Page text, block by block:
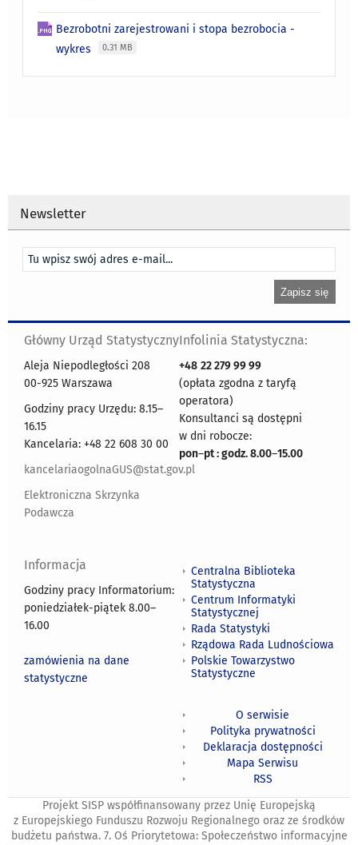
Bezrobotni zarejestrowani i stopa bezrobocia -
wykres
0.31 MB
Newsletter
Główny Urząd Statystyczny
Aleja Niepodległości 208
00-925 Warszawa
Godziny pracy Urzędu: 8.15–
16.15
Kancelaria: +48 22 608 30 00
kancelariaogolnaGUS@stat.gov.pl
Elektroniczna Skrzynka
Podawcza
Infolinia Statystyczna:
+48 22 279 99 99
(opłata zgodna z taryfą
operatora)
Konsultanci są dostępni
w dni robocze:
pon–pt : godz. 8.00–15.00
Informacja
Godziny pracy Informatorium:
poniedziałek-piątek 8.00–
16.00
zamówienia na dane
statystyczne
Centralna Biblioteka
Statystyczna
Centrum Informatyki
Statystycznej
Rada Statystyki
Rządowa Rada Ludnościowa
Polskie Towarzystwo
Statystyczne
O serwisie
Polityka prywatności
Deklaracja dostępności
Mapa Serwisu
RSS
Projekt SISP współfinansowany przez Unię Europejską
z Europejskiego Funduszu Rozwoju Regionalnego oraz ze środków
budżetu państwa. 7. Oś Priorytetowa: Społeczeństwo informacyjne